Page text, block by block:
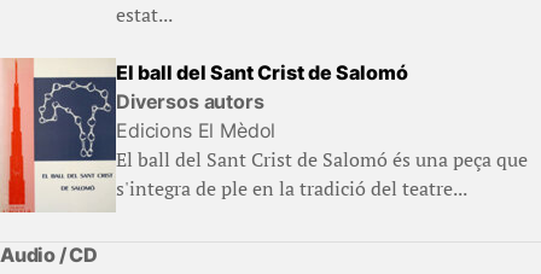
estat...
El ball del Sant Crist de Salomó
Diversos autors
Edicions El Mèdol
El ball del Sant Crist de Salomó és una peça que
s'integra de ple en la tradició del teatre...
Audio / CD